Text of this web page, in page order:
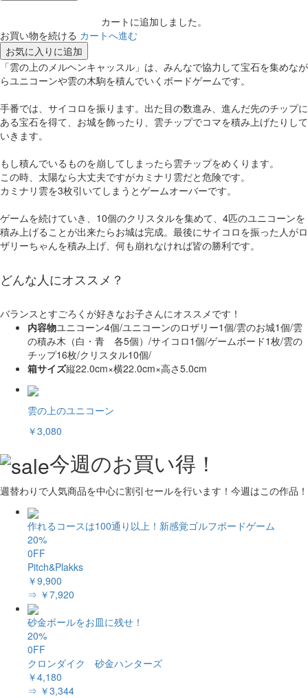
カートに追加しました。
お買い物を続ける カートへ進む
お気に入りに追加
「雲の上のメルヘンキャッスル」は、みんなで協力して宝石を集めなが
らユニコーンや雲の木駒を積んでいくボードゲームです。
手番では、サイコロを振ります。出た目の数進み、進んだ先のチップに
ある宝石を得て、お城を飾ったり、雲チップでコマを積み上げたりして
いきます。
もし積んでいるものを崩してしまったら雲チップをめくります。
この時、太陽なら大丈夫ですがカミナリ雲だと危険です。
カミナリ雲を3枚引いてしまうとゲームオーバーです。
ゲームを続けていき、10個のクリスタルを集めて、4匹のユニコーンを
積み上げることが出来たらお城は完成。最後にサイコロを振った人がロ
ザリーちゃんを積み上げ、何も崩れなければ皆の勝利です。
どんな人にオススメ？
バランスとすごろくが好きなお子さんにオススメです！
内容物ユニコーン4個/ユニコーンのロザリー1個/雲のお城1個/雲
の積み木（白・青 各5個）/サイコロ1個/ゲームボード1枚/雲の
チップ16枚/クリスタル10個/
箱サイズ縦22.0cm×横22.0cm×高さ5.0cm
雲の上のユニコーン
￥3,080
今週のお買い得！
週替わりで人気商品を中心に割引セールを行います！今週はこの作品！
作れるコースは100通り以上！新感覚ゴルフボードゲーム
20%
0FF
Pitch&Plakks
￥9,900
⇒ ￥7,920
砂金ボールをお皿に残せ！
20%
0FF
クロンダイク 砂金ハンターズ
￥4,180
⇒ ￥3,344